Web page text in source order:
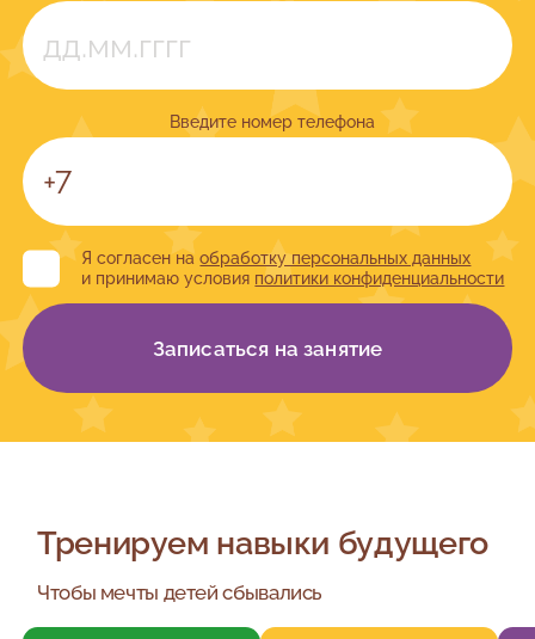
Введите номер телефона
Я согласен наобработку персональных данных
и принимаю условия политики конфиденциальности
Записаться на занятие
Тренируем навыки будущего
Чтобы мечты детей сбывались